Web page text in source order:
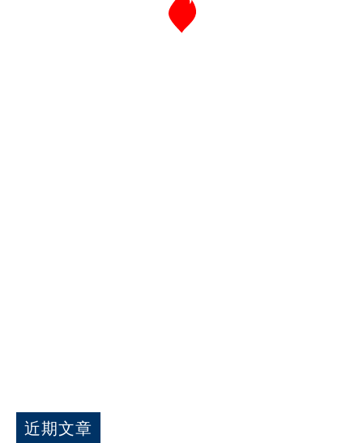
近期文章